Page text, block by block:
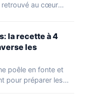
au cœur
la recette à 4
les
poêle en fonte et
pour préparer les